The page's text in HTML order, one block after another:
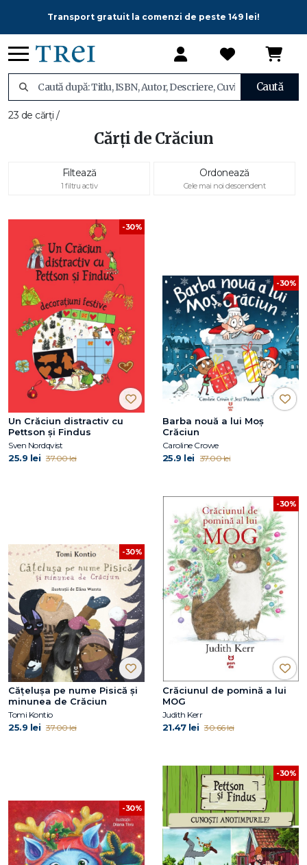
Transport gratuit la comenzi de peste 149 lei!
Caută
23 de cărți /
Cărți de Crăciun
Filtează
1 filtru activ
Ordonează
Cele mai noi descendent
-30%
Un Crăciun distractiv cu
Pettson și Findus
Sven Nordqvist
25.9 lei 37.00 lei
-30%
Barba nouă a lui Moș
Crăciun
Caroline Crowe
25.9 lei 37.00 lei
-30%
Cățelușa pe nume Pisică și
minunea de Crăciun
Tomi Kontio
25.9 lei 37.00 lei
-30%
Crăciunul de pomină a lui
MOG
Judith Kerr
21.47 lei 30.66 lei
-30%
-30%